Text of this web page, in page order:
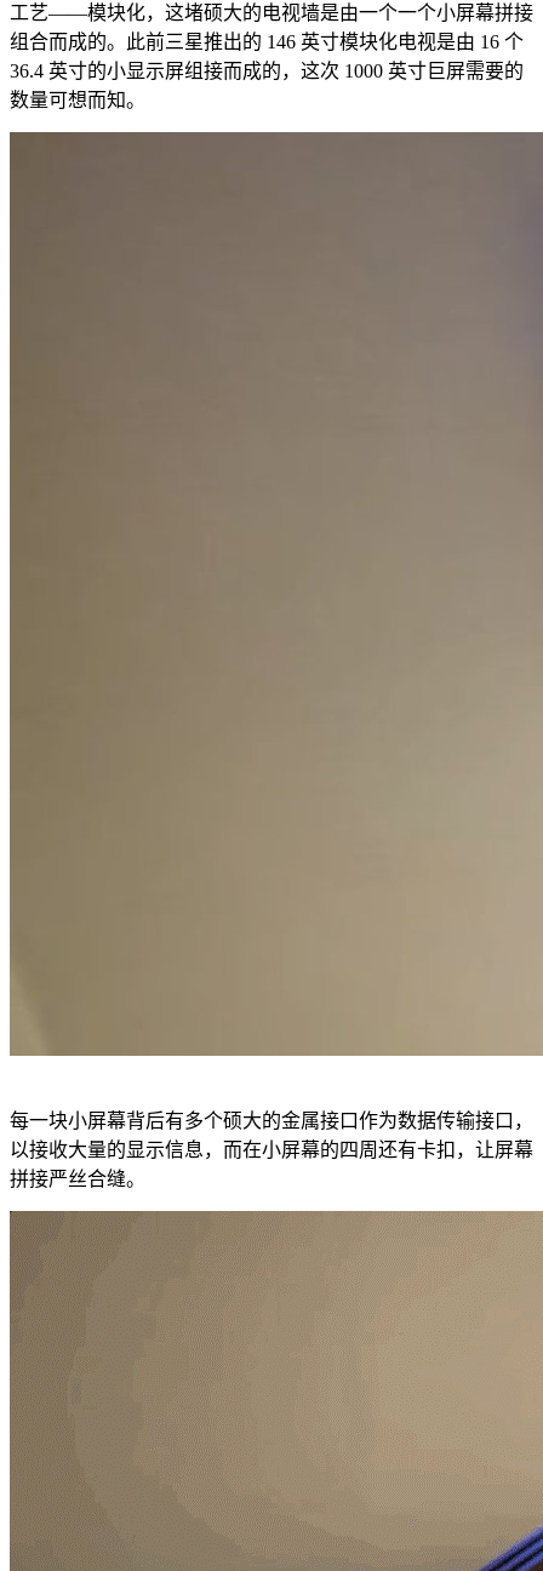
工艺——模块化，这堵硕大的电视墙是由一个一个小屏幕拼接
组合而成的。此前三星推出的 146 英寸模块化电视是由 16 个
36.4 英寸的小显示屏组接而成的，这次 1000 英寸巨屏需要的
数量可想而知。
每一块小屏幕背后有多个硕大的金属接口作为数据传输接口，
以接收大量的显示信息，而在小屏幕的四周还有卡扣，让屏幕
拼接严丝合缝。